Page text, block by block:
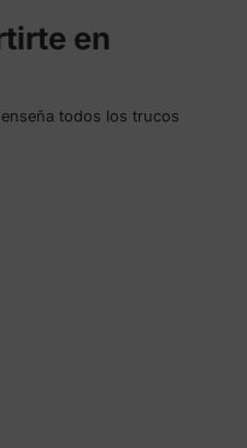
en
todos los trucos